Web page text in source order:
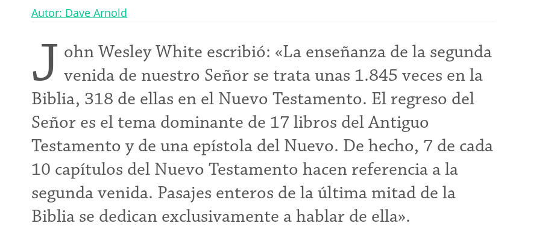
Autor: Dave Arnold
J ohn Wesley White escribió: «La enseñanza de la segunda
venida de nuestro Señor se trata unas 1.845 veces en la
Biblia, 318 de ellas en el Nuevo Testamento. El regreso del
Señor es el tema dominante de 17 libros del Antiguo
Testamento y de una epístola del Nuevo. De hecho, 7 de cada
10 capítulos del Nuevo Testamento hacen referencia a la
segunda venida. Pasajes enteros de la última mitad de la
Biblia se dedican exclusivamente a hablar de ella».